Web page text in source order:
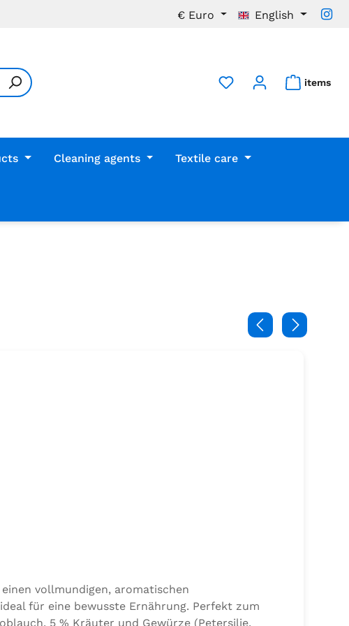
€ Euro English
items
Cleaning agents Textile care
vollmundigen, aromatischen
für eine bewusste Ernährung. Perfekt zum
5 % Kräuter und Gewürze (Petersilie,